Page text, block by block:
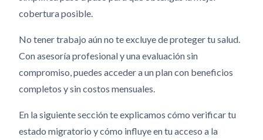
cobertura posible.
No tener trabajo aún no te excluye de proteger tu salud.
Con asesoría profesional y una evaluación sin
compromiso, puedes acceder a un plan con beneficios
completos y sin costos mensuales.
En la siguiente sección te explicamos cómo verificar tu
estado migratorio y cómo influye en tu acceso a la